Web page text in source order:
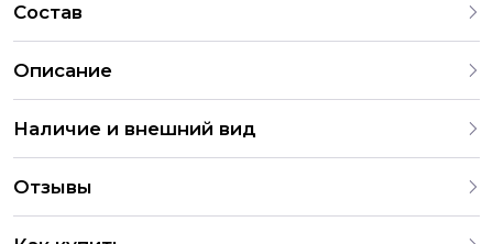
Состав
Описание
Наличие и внешний вид
индивидуальных предпочтений и тематики праздника. На
нашем сайте представлены различные варианты
оформления и комбинаций. В случае отсутствия
Отзывы